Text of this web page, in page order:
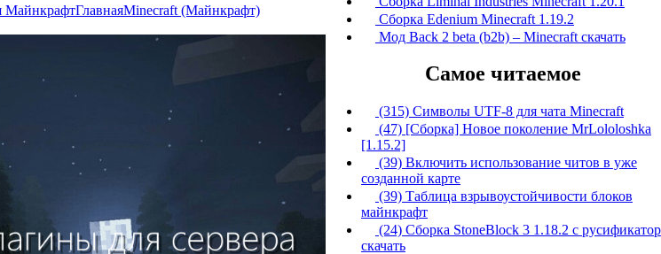
МайнкрафтГлавнаяMinecraft (Майнкрафт)
Сборка Edenium Minecraft 1.19.2
Мод Back 2 beta (b2b) – Minecraft скачать
Самое читаемое
(315) Символы UTF-8 для чата Minecraft
(47) [Сборка] Новое поколение MrLololoshka
[1.15.2]
(39) Включить использование читов в уже
созданной карте
(39) Таблица взрывоустойчивости блоков
майнкрафт
(24) Сборка StoneBlock 3 1.18.2 с
скачать